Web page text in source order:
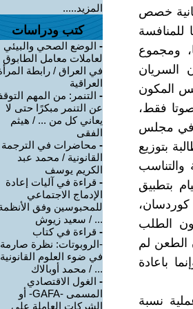
خصص
للمنافسة
للكلدوسريان الآشوريين هو 8868 صوتا، ومجموع
السريان
لنفس المكون
بالمقعد المخصص لهم في مجلس محافظة السليمانية كان 311 صوتا فقط،
في مجلس
بتوزيع
بتطبيق
كوردسان،
الطلب
لم
باعادة
نسبة
المزيد.....
كتب ودراسات
- الوضع الصحي والبيئي
لعاملات معامل الطابوق
في العراق / رابطة
العراقية
- التنمر: من المهم
عن التنمر مبكرًا حتى لا
يعاني كل من ... / هيثم
الفقى
- محاضرات في الترجمة
القانونية / محمد عبد
الكريم يوسف
- قراءة في آليات إعادة
الإدماج الاجتماعي
للمحبوسين وفق
... / سعيد زيوش
- قراءة في كتاب
-الروبوتات: نظرة صارمة
في ضوء العلوم القانونية
... / محمد أوبالاك
- الغول الاقتصادي
المسمى -GAFA- أو
الشركات العاملة على